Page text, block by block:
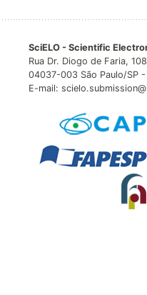
SciELO - Scientific
Rua Dr. Diogo de Faria,
04037-003 São Paulo/SP -
E-mail: